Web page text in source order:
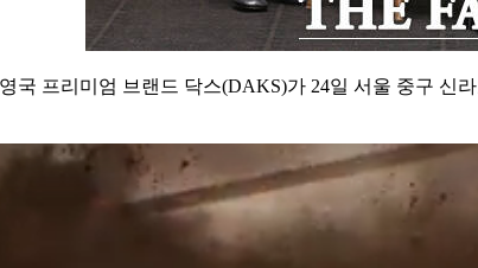
국 프리미엄 브랜드 닥스(DAKS)가 24일 서울 중구 신